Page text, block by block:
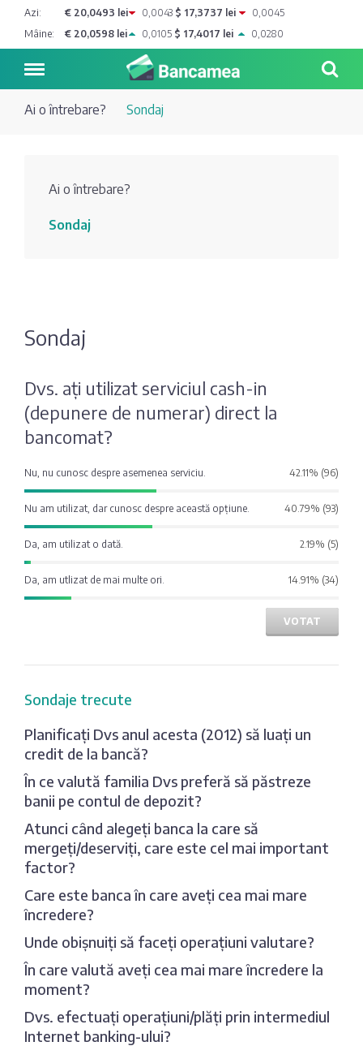
Azi: € 20,0493 lei 0,0043 $ 17,3737 lei
0,0045
Mâine:
€ 20,0598 lei 0,0105 $ 17,4017 lei 0,0280
bancher
Joburi
zilei
Citatul
Depozite
Eximbank
Maib
Moldindconbank
OTP Bank
Victoriabank
întrebare?
Ai o întrebare? Sondaj
Ai o întrebare?
Sondaj
Sondaj
Dvs. ați utilizat serviciul cash-in
(depunere de numerar) direct la
bancomat?
42.11% (96)
Nu, nu cunosc despre asemenea serviciu.
40.79% (93)
Nu am utilizat, dar cunosc despre această opțiune.
2.19% (5)
Da, am utilizat o dată.
14.91% (34)
Da, am utlizat de mai multe ori.
VOTAT
Sondaje trecute
Planificați Dvs anul acesta (2012) să luați un
credit de la bancă?
În ce valută familia Dvs preferă să păstreze
banii pe contul de depozit?
Atunci când alegeți banca la care să
mergeți/deserviți, care este cel mai important
factor?
Care este banca în care aveți cea mai mare
încredere?
Unde obișnuiți să faceți operațiuni valutare?
În care valută aveți cea mai mare încredere la
moment?
Dvs. efectuați operațiuni/plăți prin intermediul
Internet banking-ului?